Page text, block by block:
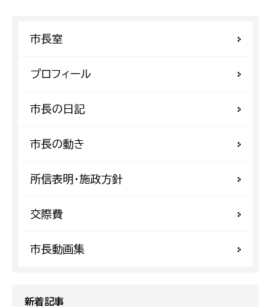
市長室
プロフィール
市長の日記
市長の動き
所信表明・施政方針
交際費
市長動画集
新着記事